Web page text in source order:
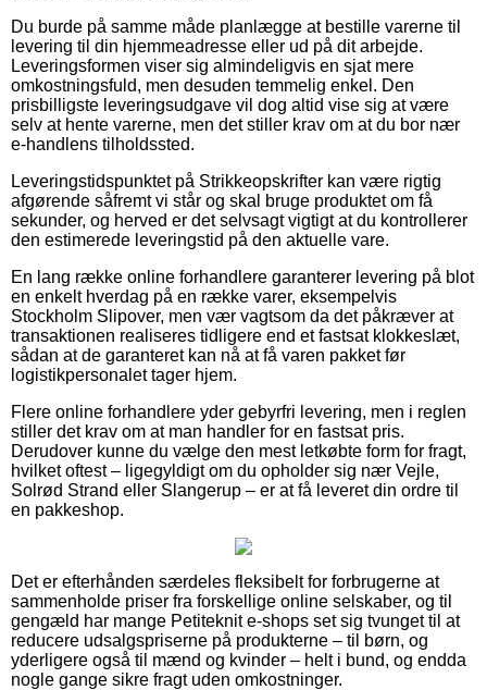
Du burde på samme måde planlægge at bestille varerne til
levering til din hjemmeadresse eller ud på dit arbejde.
Leveringsformen viser sig almindeligvis en sjat mere
omkostningsfuld, men desuden temmelig enkel. Den
prisbilligste leveringsudgave vil dog altid vise sig at være
selv at hente varerne, men det stiller krav om at du bor nær
e-handlens tilholdssted.
Leveringstidspunktet på Strikkeopskrifter kan være rigtig
afgørende såfremt vi står og skal bruge produktet om få
sekunder, og herved er det selvsagt vigtigt at du kontrollerer
den estimerede leveringstid på den aktuelle vare.
En lang række online forhandlere garanterer levering på blot
en enkelt hverdag på en række varer, eksempelvis
Stockholm Slipover, men vær vagtsom da det påkræver at
transaktionen realiseres tidligere end et fastsat klokkeslæt,
sådan at de garanteret kan nå at få varen pakket før
logistikpersonalet tager hjem.
Flere online forhandlere yder gebyrfri levering, men i reglen
stiller det krav om at man handler for en fastsat pris.
Derudover kunne du vælge den mest letkøbte form for fragt,
hvilket oftest – ligegyldigt om du opholder sig nær Vejle,
Solrød Strand eller Slangerup – er at få leveret din ordre til
en pakkeshop.
Det er efterhånden særdeles fleksibelt for forbrugerne at
sammenholde priser fra forskellige online selskaber, og til
gengæld har mange Petiteknit e-shops set sig tvunget til at
reducere udsalgspriserne på produkterne – til børn, og
yderligere også til mænd og kvinder – helt i bund, og endda
nogle gange sikre fragt uden omkostninger.